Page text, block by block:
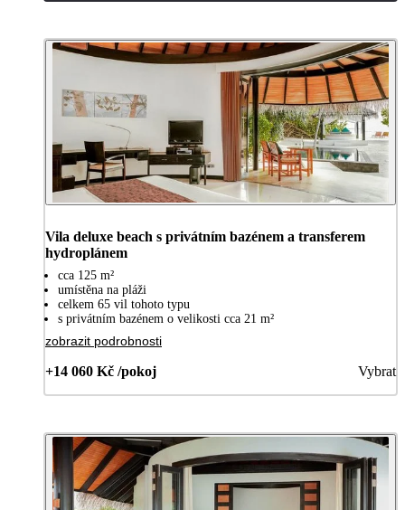
Vila deluxe beach s privátním bazénem a transferem
hydroplánem
cca 125 m²
umístěna na pláži
celkem 65 vil tohoto typu
s privátním bazénem o velikosti cca 21 m²
zobrazit podrobnosti
+14 060 Kč /pokoj Vybrat